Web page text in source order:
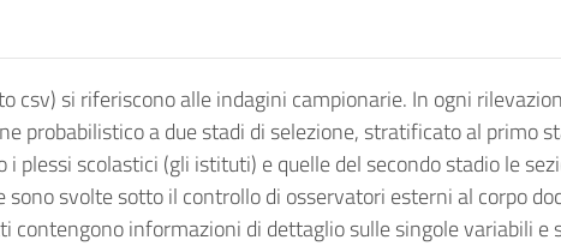
csv) si riferiscono alle indagini campionarie. In ogni
probabilistico a due stadi di selezione, stratificato al primo
i plessi scolastici (gli istituti) e quelle del secondo stadio le
sono svolte sotto il controllo di osservatori esterni al corpo
contengono informazioni di dettaglio sulle singole variabili e